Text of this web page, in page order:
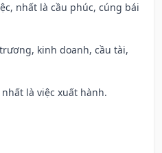
nhất là cầu phúc, cúng bái
kinh doanh, cầu tài,
là việc xuất hành.